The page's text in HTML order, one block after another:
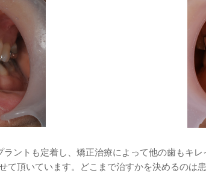
ントも定着し、矯正治療によって他の歯もキ
て頂いています。どこまで治すかを決めるのは